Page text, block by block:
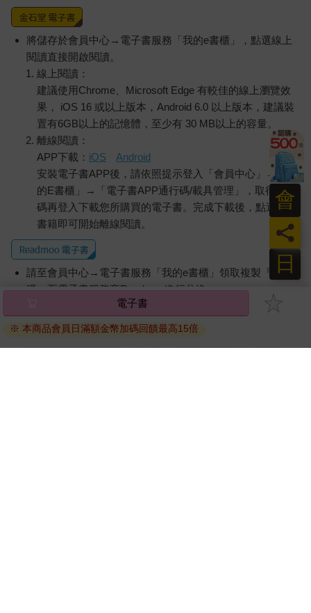
將儲存於會員中心→電子書服務「我的e書櫃」，點選線上
閱讀直接開啟閱讀。
線上閱讀：
建議使用Chrome、Microsoft Edge 有較佳的線上瀏覽效
果， iOS 16 或以上版本，Android 6.0 以上版本，建議裝
置有6GB以上的記憶體，至少有 30 MB以上的容量。
離線閱讀：
APP下載： iOS
Android
安裝電子書APP後，請依照提示登入「會員中心」→「我
的E書櫃」→「電子書APP通行碼/載具管理」，取得通行
碼再登入下載您所購買的電子書。完成下載後，點選任一
書籍即可開始離線閱讀。
請至會員中心→電子書服務「我的e書櫃」領取複製『兌換
碼』至電子書服務商Readmoo進行兌換。
因版權保護，您在金石堂所購買的電子書僅能以金石堂專屬
的閱讀軟體開啟閱讀，無法以其他閱讀器或直接下載檔案。
電子書
※ 本商品會員日滿額金幣加碼回饋最高15倍
日
員
會